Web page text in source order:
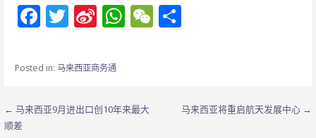
F
e
o
T
itt
Si
a
ei
W
A
W 分
Posted in: 马来西亚商务通
文
← 马来西亚9月进出口创10年来最大
顺差
马来西亚将重启航天发展中心 →